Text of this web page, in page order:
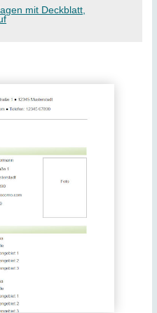
mit Deckblatt,